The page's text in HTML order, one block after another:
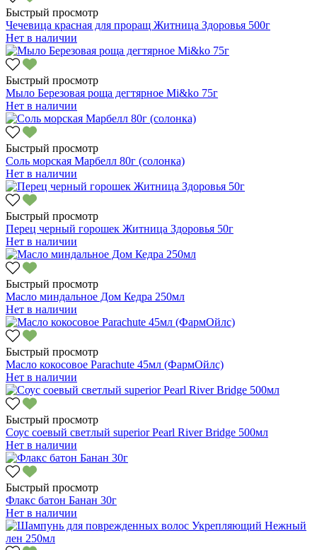
Быстрый просмотр
Чечевица красная для проращ Житница Здоровья 500г
Нет в наличии
Быстрый просмотр
Мыло Березовая роща дегтярное Mi&ko 75г
Нет в наличии
Быстрый просмотр
Соль морская Марбелл 80г (солонка)
Нет в наличии
Быстрый просмотр
Перец черный горошек Житница Здоровья 50г
Нет в наличии
Быстрый просмотр
Масло миндальное Дом Кедра 250мл
Нет в наличии
Быстрый просмотр
Масло кокосовое Parachute 45мл (ФармОйлс)
Нет в наличии
Быстрый просмотр
Соус соевый светлый superior Pearl River Bridge 500мл
Нет в наличии
Быстрый просмотр
Флакс батон Банан 30г
Нет в наличии